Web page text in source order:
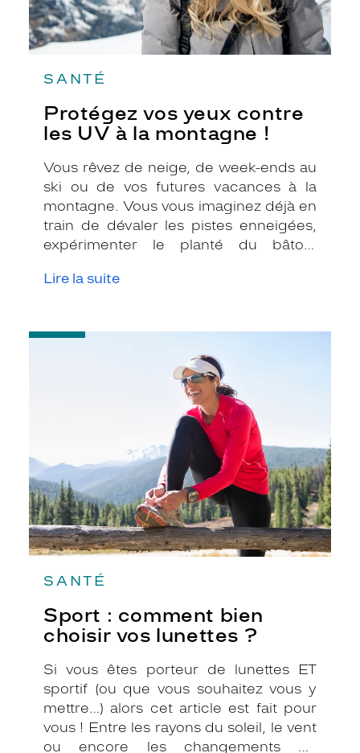
SANTÉ
Protégez vos yeux contre
les UV à la montagne !
Vous rêvez de neige, de week-ends au
ski ou de vos futures vacances à la
montagne. Vous vous imaginez déjà en
train de dévaler les pistes enneigées,
expérimenter le planté du bâton,
devant le feu qui crépite dans la
votre combinaison de ski, vos gants,
votre bonnet, Vous pensez donc être
prêt pour affronter l’altitude et devenir
le roi de la glisse ! Mais savez-vous
comment bien protéger vos yeux à la
Lire la suite
SANTÉ
Sport : comment bien
choisir vos lunettes ?
Si vous êtes porteur de lunettes ET
sportif (ou que vous souhaitez vous y
mettre…) alors cet article est fait pour
vous ! Entre les rayons du soleil, le vent
ou encore les changements de
-
?